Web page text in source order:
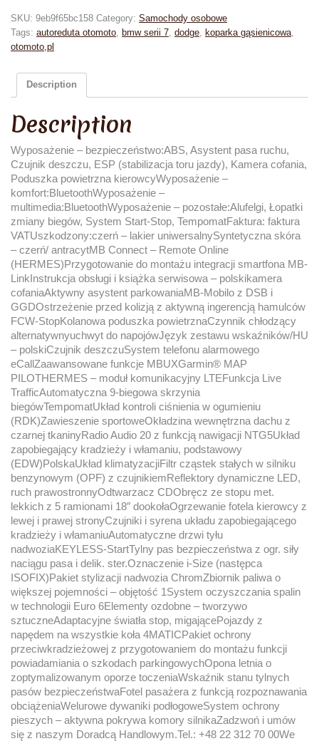
SKU: 9eb9f65bc158 Category: Samochody osobowe
Tags: autoreduta otomoto bmw serii 7 dodge koparka gąsienicowa
otomoto,pl
Description
Description
Wyposażenie – bezpieczeństwo:ABS, Asystent pasa ruchu,
Czujnik deszczu, ESP (stabilizacja toru jazdy), Kamera cofania,
Poduszka powietrzna kierowcyWyposażenie –
komfort:BluetoothWyposażenie –
multimedia:BluetoothWyposażenie – pozostałe:Alufelgi, Łopatki
zmiany biegów, System Start-Stop, TempomatFaktura: faktura
VATUszkodzony:czerń – lakier uniwersalnySyntetyczna skóra
– czerń/ antracytMB Connect – Remote Online
(HERMES)Przygotowanie do montażu integracji smartfona MB-
LinkInstrukcja obsługi i książka serwisowa – polskikamera
cofaniaAktywny asystent parkowaniaMB-Mobilo z DSB i
GGDOstrzeżenie przed kolizją z aktywną ingerencją hamulców
FCW-StopKolanowa poduszka powietrznaCzynnik chłodzący
alternatywnyuchwyt do napojówJęzyk zestawu wskaźników/HU
– polskiCzujnik deszczuSystem telefonu alarmowego
eCallZaawansowane funkcje MBUXGarmin® MAP
PILOTHERMES – moduł komunikacyjny LTEFunkcja Live
TrafficAutomatyczna 9-biegowa skrzynia
biegówTempomatUkład kontroli ciśnienia w ogumieniu
(RDK)Zawieszenie sportoweOkładzina wewnętrzna dachu z
czarnej tkaninyRadio Audio 20 z funkcją nawigacji NTG5Układ
zapobiegający kradzieży i włamaniu, podstawowy
(EDW)PolskaUkład klimatyzacjiFiltr cząstek stałych w silniku
benzynowym (OPF) z czujnikiemReflektory dynamiczne LED,
ruch prawostronnyOdtwarzacz CDObręcz ze stopu met.
lekkich z 5 ramionami 18″ dookołaOgrzewanie fotela kierowcy z
lewej i prawej stronyCzujniki i syrena układu zapobiegającego
kradzieży i włamaniuAutomatyczne drzwi tyłu
nadwoziaKEYLESS-StartTylny pas bezpieczeństwa z ogr. siły
naciągu pasa i delik. ster.Oznaczenie i-Size (następca
ISOFIX)Pakiet stylizacji nadwozia ChromZbiornik paliwa o
większej pojemności – objętość 1System oczyszczania spalin
w technologii Euro 6Elementy ozdobne – tworzywo
sztuczneAdaptacyjne światła stop, migającePojazdy z
napędem na wszystkie koła 4MATICPakiet ochrony
przeciwkradzieżowej z przygotowaniem do montażu funkcji
powiadamiania o szkodach parkingowychOpona letnia o
zoptymalizowanym oporze toczeniaWskaźnik stanu tylnych
pasów bezpieczeństwaFotel pasażera z funkcją rozpoznawania
obciążeniaWelurowe dywaniki podłogoweSystem ochrony
pieszych – aktywna pokrywa komory silnikaZadzwoń i umów
się z naszym Doradcą Handlowym.Tel.: +48 22 312 70 00We